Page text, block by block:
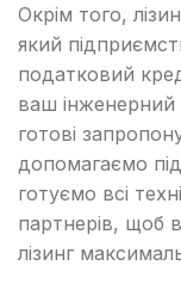
Окрім того,
який
податковий
ваш
готові
допомагаємо
готуємо всі
партнерів, щоб
лізинг